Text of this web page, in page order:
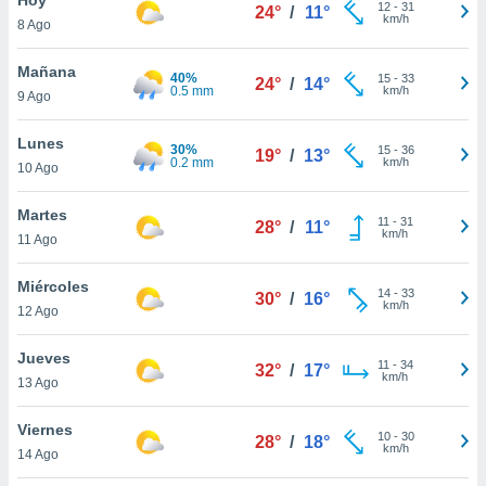
en
más
nuestra
de
cookies
aceptar
8 Ago
24° / 11° 12- 31
km/h
Mañana
9 Ago
40%
0.5 mm
24° / 14° 15- 33
km/h
Lunes
10 Ago
30%
0.2 mm
19° / 13° 15- 36
km/h
Martes
11 Ago
28° / 11° 11 - 31
km/h
Miércoles
12 Ago
30° / 16° 14- 33
km/h
Jueves
13 Ago
32° / 17° 11 - 34
km/h
Viernes
14 Ago
28° / 18° 10- 30
km/h